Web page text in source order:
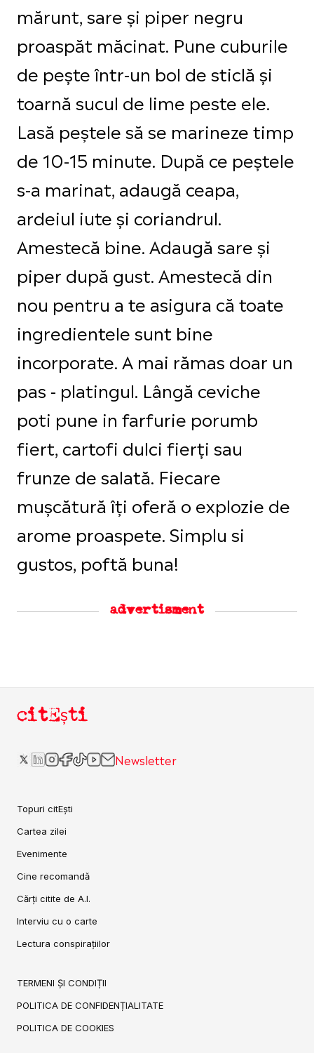
mărunt, sare și piper negru
proaspăt măcinat. Pune cuburile
de pește într-un bol de sticlă și
toarnă sucul de lime peste ele.
Lasă peștele să se marineze timp
de 10-15 minute. După ce peștele
s-a marinat, adaugă ceapa,
ardeiul iute și coriandrul.
Amestecă bine. Adaugă sare și
piper după gust. Amestecă din
nou pentru a te asigura că toate
ingredientele sunt bine
incorporate. A mai rămas doar un
pas - platingul. Lângă ceviche
poti pune in farfurie porumb
fiert, cartofi dulci fierți sau
frunze de salată. Fiecare
mușcătură îți oferă o explozie de
arome proaspete. Simplu si
gustos, poftă buna!
advertisment
citEști
Newsletter
Topuri citEști
Cartea zilei
Evenimente
Cine recomandă
Cărți citite de A.I.
Interviu cu o carte
Lectura conspirațiilor
TERMENI ȘI CONDIȚII
POLITICA DE CONFIDENȚIALITATE
POLITICA DE COOKIES